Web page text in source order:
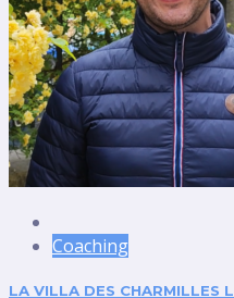
Coaching
LA VILLA DES CHARMILLES